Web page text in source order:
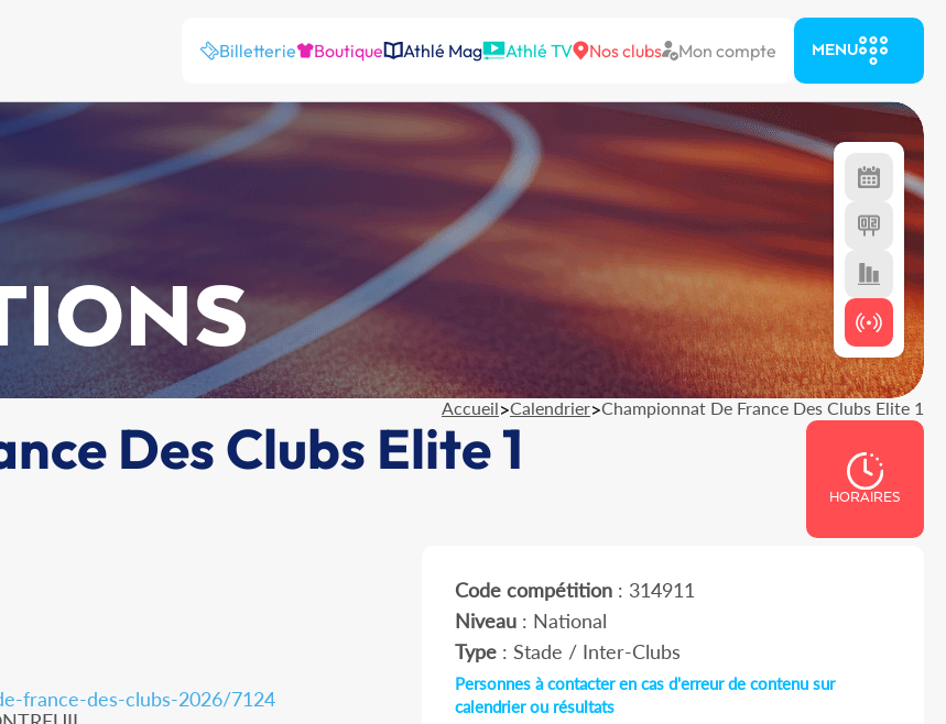
Billetterie Boutique Athlé Mag Athlé TV Nos clubs Mon compte MENU
Accueil>Calendrier>Championnat De France Des Clubs Elite 1
Des Clubs Elite 1
HORAIRES
france-des-clubs-2026/7124
Code compétition: 314911
Niveau: National
Type: Stade / Inter-Clubs
Personnes à contacter en cas d'erreur de contenu sur
calendrier ou résultats